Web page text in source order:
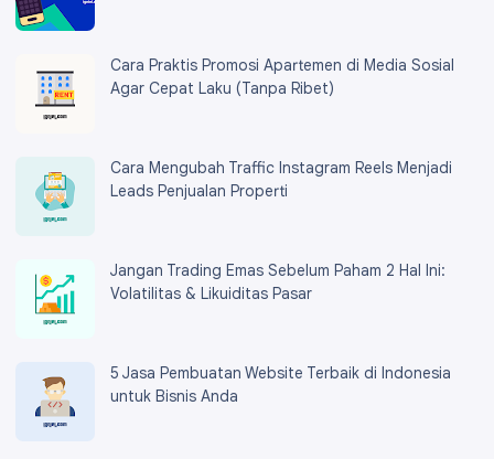
Cara Praktis Promosi Apartemen di Media Sosial
Agar Cepat Laku (Tanpa Ribet)
Cara Mengubah Traffic Instagram Reels Menjadi
Leads Penjualan Properti
Jangan Trading Emas Sebelum Paham 2 Hal Ini:
Volatilitas & Likuiditas Pasar
5 Jasa Pembuatan Website Terbaik di Indonesia
untuk Bisnis Anda